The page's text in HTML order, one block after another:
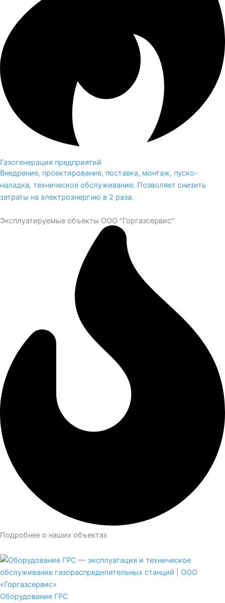
Газогенерация предприятий
Внедрение, проектирование, поставка, монтаж, пуско-
наладка, техническое обслуживание. Позволяет снизить
затраты на электроэнергию в 2 раза.
Эксплуатируемые объекты ООО "Горгазсервис"
Подробнее о наших объектах
Оборудование ГРС